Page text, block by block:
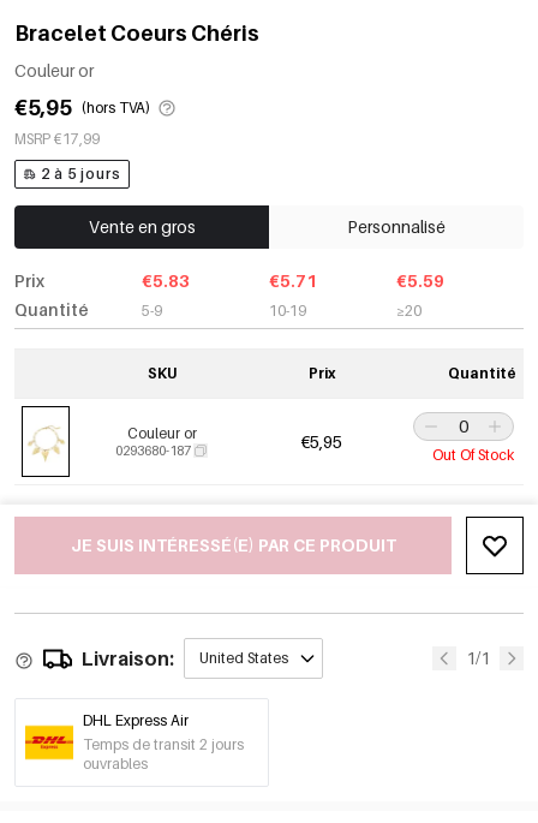
Bracelet Coeurs Chéris
Couleur or
€5,95 (hors TVA)
MSRP €17,99
2 à 5 jours
Vente en gros Personnalisé
Prix
Quantité
€5.83
5-9
€5.71
10-19
€5.59
≥20
SKU Prix Quantité
Couleur or
0293680-187 €5,95
Out Of Stock
JE SUIS INTÉRESSÉ(E) PAR CE PRODUIT
Livraison: United States 1/1
DHL Express Air
Temps de transit 2 jours
ouvrables